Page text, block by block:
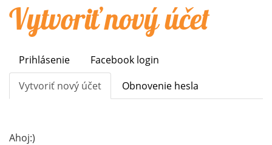
Vytvoriť nový účet
Primary
tabs
Prihlásenie
Facebook login
Vytvoriť nový účet (aktívna
karta)
Obnovenie hesla
Ahoj:)